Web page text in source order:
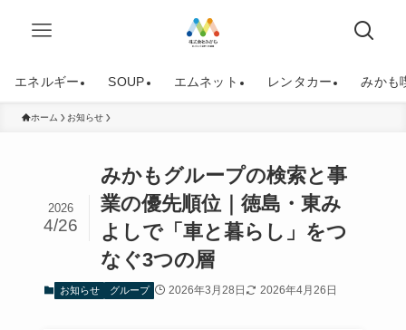
エネルギー SOUP エムネット レンタカー みかも
ホーム お知らせ
みかもグループの検索と事
業の優先順位｜徳島・東み
よしで「車と暮らし」をつ
なぐ3つの層
2026
4/26
お知らせ グループ 2026年3月28日 2026年4月26日